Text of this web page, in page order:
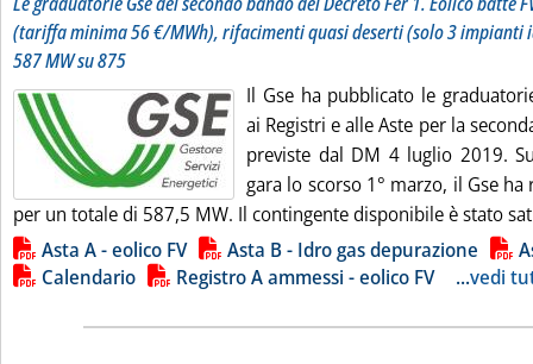
(tariffa minima 56 €/MWh), rifacimenti quasi deserti (solo 3 impianti
587 MW su 875
Il Gse ha pubblicato le
ai Registri e alle Aste per la
previste dal DM 4 luglio 2019.
gara lo scorso 1° marzo, il Gse
per un totale di 587,5 MW. Il contingente disponibile è stato
Lista allegati PDF alla notizia
Asta A - eolico FV Asta B - Idro gas depurazione
Calendario
Registro A ammessi - eolico FV ...vedi